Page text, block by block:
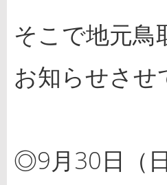
そこで地元
お知らせさ
◎9月30日（